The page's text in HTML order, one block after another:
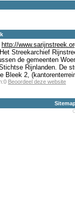
http://
Streekarchief
de gemeenten
Rijnlanden. De
Bleek 2,
Beoordeel deze website